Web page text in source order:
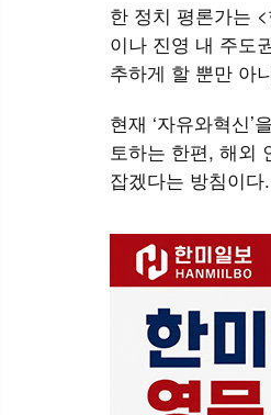
한 정치 평론가는
이나 진영 내 주도
추하게 할 뿐만 아
현재 ‘자유와혁신
토하는 한편, 해외
잡겠다는 방침이다.